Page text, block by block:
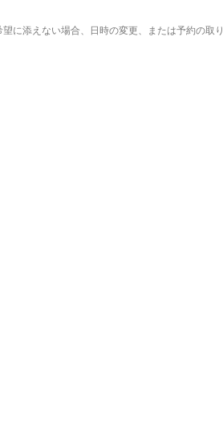
に添えない場合、日時の変更、または予約の取り